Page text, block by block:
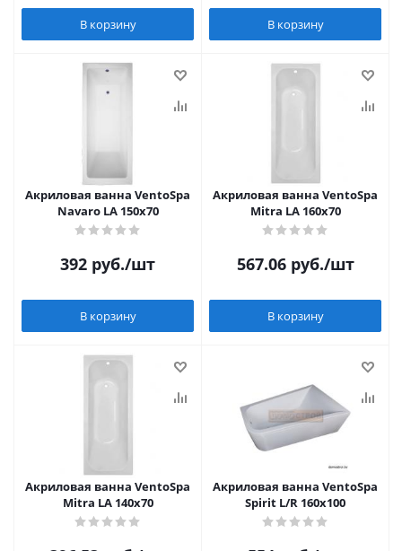
В корзину В корзину
Акриловая ванна VentoSpa
Navaro LA 150x70
392 руб./шт
В корзину
Акриловая ванна VentoSpa
Mitra LA 160x70
567.06руб./шт
В корзину
Акриловая ванна VentoSpa
Mitra LA 140x70
Акриловая ванна VentoSpa
Spirit L/R 160x100